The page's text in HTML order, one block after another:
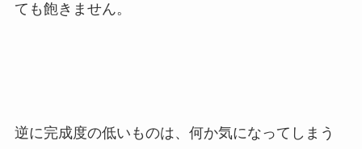
ても飽きません。
逆に完成度の低いものは、何か気になってしまう